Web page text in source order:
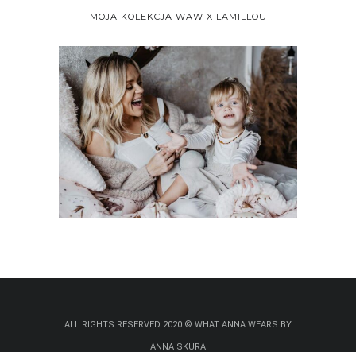
MOJA KOLEKCJA WAW X LAMILLOU
ALL RIGHTS RESERVED 2020 © WHAT ANNA WEARS BY
ANNA SKURA